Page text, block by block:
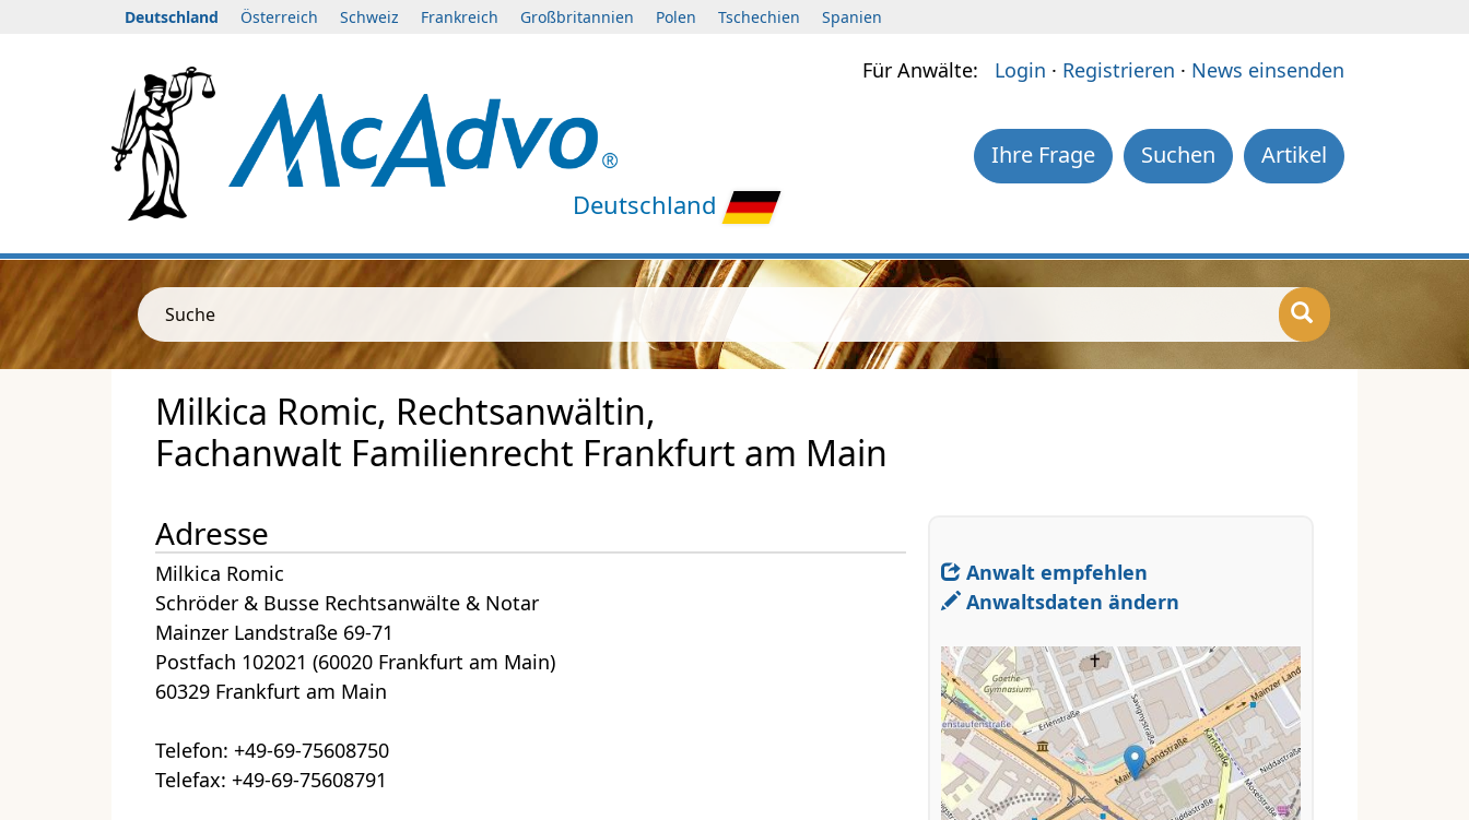
Deutschland Österreich Schweiz Frankreich Großbritannien Polen Tschechien Spanien
Deutschland
Für Anwälte: Login · Registrieren · News einsenden
Artikel
Suchen
Ihre Frage
Suche
Milkica Romic, Rechtsanwältin,
Fachanwalt Familienrecht Frankfurt am Main
Adresse
Milkica Romic
Schröder & Busse Rechtsanwälte & Notar
Mainzer Landstraße 69-71
Postfach 102021 (60020 Frankfurt am Main)
60329 Frankfurt am Main
Telefon: +49-69-75608750
Telefax: +49-69-75608791
Anwalt empfehlen
Anwaltsdaten ändern